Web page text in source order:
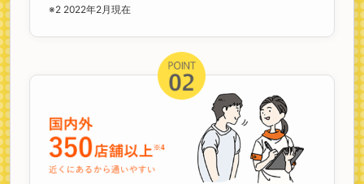
※2 2022年2月現在